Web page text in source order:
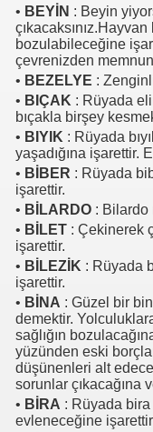
• BEYİN : Beyin
bozulabileceğine
çevrenizden memnun
• BEZELYE :
• BIÇAK : Rüyada
bıçakla birşey
• BIYIK : Rüyada
yaşadığına işarettir.
• BİBER : Rüyada
işarettir.
• BİLARDO : Bilardo
• BİLET : Çekinerek
işarettir.
• BİLEZİK : Rüyada
işarettir.
• BİNA : Güzel bir
demektir.
sağlığın
yüzünden eski
düşünenleri alt
sorunlar çıkacağına
• BİRA : Rüyada
evleneceğine